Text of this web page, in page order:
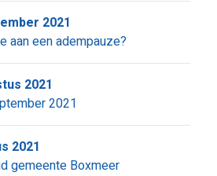
aan een adempauze?
2021
2021
2021
gemeente Boxmeer
2021